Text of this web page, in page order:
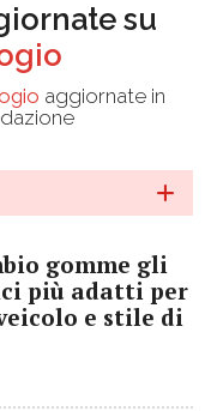
su
aggiornate in
gomme gli
più adatti per
e stile di